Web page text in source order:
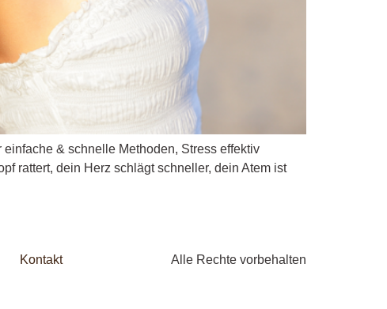
& schnelle Methoden, Stress effektiv
rattert, dein Herz schlägt schneller, dein Atem ist
Kontakt Alle Rechte vorbehalten